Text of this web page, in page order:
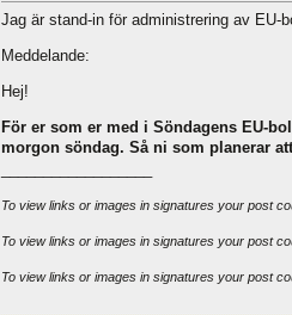
Jag är stand-in för administrering av EU-
Meddelande:
Hej!
För er som er med i Söndagens EU-
morgon söndag. Så ni som planerar
To view links or images in signatures your post
To view links or images in signatures your post
To view links or images in signatures your post